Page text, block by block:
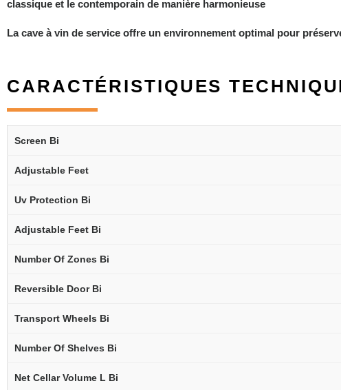
classique et le contemporain de manière harmonieuse
La cave à vin de service offre un environnement optimal pour
CARACTÉRISTIQUES
Screen Bi
Adjustable Feet
Uv Protection Bi
Adjustable Feet Bi
Number Of Zones Bi
Reversible Door Bi
Transport Wheels Bi
Number Of Shelves Bi
Net Cellar Volume L Bi